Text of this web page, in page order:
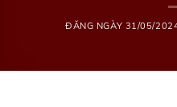
ĐĂNG NGÀY 31/05/